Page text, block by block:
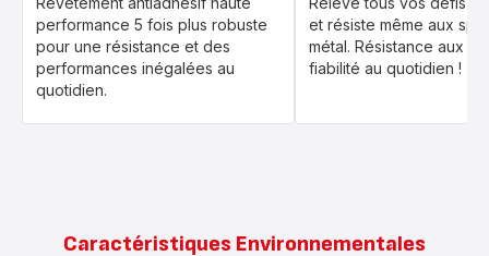
performance 5 fois plus robuste
pour une résistance et des
performances inégalées au
quotidien.
et résiste même aux
métal. Résistance aux
fiabilité au quotidien !
Caractéristiques Environnementales